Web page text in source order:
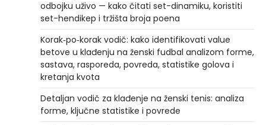
odbojku uživo — kako čitati set-dinamiku, koristiti
set-hendikep i tržišta broja poena
Korak‑po‑korak vodič: kako identifikovati value
betove u klađenju na ženski fudbal analizom forme,
sastava, rasporeda, povreda, statistike golova i
kretanja kvota
Detaljan vodič za klađenje na ženski tenis: analiza
forme, ključne statistike i povrede